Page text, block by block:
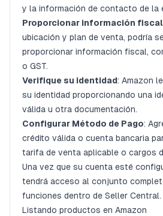
y la información de contacto de la
Proporcionar información fiscal
ubicación y plan de venta, podría
proporcionar información fiscal,
o GST.
Verifique su identidad: Amazon
su identidad proporcionando una
válida u otra documentación.
Configurar Método de Pago:
crédito válida o cuenta bancaria
tarifa de venta aplicable o cargos
Una vez que su cuenta esté
tendrá acceso al conjunto
funciones dentro de Seller Central.
Listando productos en Amazon